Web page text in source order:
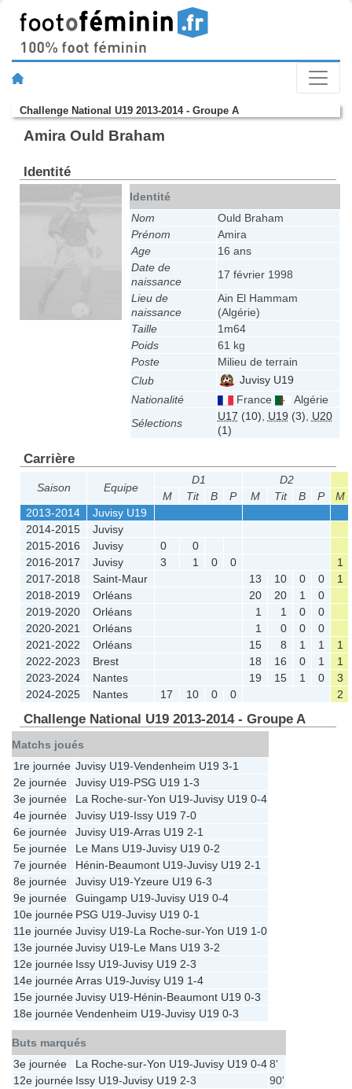
Challenge National U19 2013-2014 - Groupe A
Amira Ould Braham
Identité
Identité
Nom
Ould Braham
Prénom
Amira
Age
16 ans
Date de
naissance
17 février 1998
Lieu de
naissance
Ain El Hammam
(Algérie)
Taille
1m64
Poids
61 kg
Poste
Milieu de terrain
Club
Juvisy U19
Nationalité
France
Algérie
Sélections
U17 (10), U19 (3), U20
(1)
Carrière
Saison Equipe
D1
D2
M
Tit B P M Tit B P
M
2013-2014
Juvisy U19
2014-2015
Juvisy
2015-2016
Juvisy 0
0
2016-2017
Juvisy 3 1 0 0
1
2017-2018
Saint-Maur 13 10 0 0
1
2018-2019
Orléans 20 20 1
0
2019-2020
Orléans 1 1 0
0
2020-2021
Orléans 1 0 0
0
2021-2022
Orléans 15 8 1 1
1
2022-2023
Brest 18 16 0 1
1
2023-2024
Nantes 19 15 1 0
3
2024-2025
Nantes 17 10 0 0 2
Challenge National U19 2013-2014 - Groupe A
Matchs joués
1re journée Juvisy U19-Vendenheim U19 3-1
2e journée
Juvisy U19-PSG U19 1-3
3e journée
La Roche-sur-Yon U19-Juvisy U19 0-4
4e journée
Juvisy U19-Issy U19 7-0
6e journée
Juvisy U19-Arras U19 2-1
5e journée
Le Mans U19-Juvisy U19 0-2
7e journée
Hénin-Beaumont U19-Juvisy U19 2-1
8e journée
Juvisy U19-Yzeure U19 6-3
9e journée
Guingamp U19-Juvisy U19 0-4
10e journée PSG U19-Juvisy U19 0-1
11e journée Juvisy U19-La Roche-sur-Yon U19 1-0
13e journéeJuvisy U19-Le Mans U19 3-2
12e journée Issy U19-Juvisy U19 2-3
14e journéeArras U19-Juvisy U19 1-4
15e journéeJuvisy U19-Hénin-Beaumont U19 0-3
18e journéeVendenheim U19-Juvisy U19 0-3
Buts marqués
3e journée
La Roche-sur-Yon U19-Juvisy U19 0-48'
12e journée Issy U19-Juvisy U19 2-3
90'